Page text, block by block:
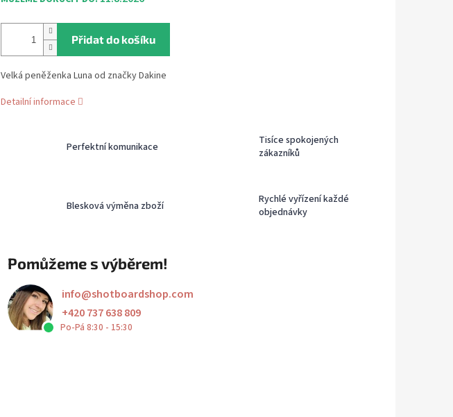
Přidat do košíku
Velká peněženka Luna od značky Dakine
Detailní informace
Perfektní komunikace
Tisíce spokojených
zákazníků
Blesková výměna zboží
Rychlé vyřízení každé
objednávky
Pomůžeme s výběrem!
info@shotboardshop.com
+420 737 638 809
Po-Pá 8:30 - 15:30